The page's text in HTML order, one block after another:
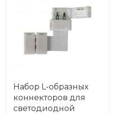
Набор L-образных
коннекторов для
светодиодной